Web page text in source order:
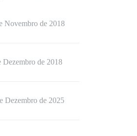
Novembro de 2018
Dezembro de 2018
Dezembro de 2025